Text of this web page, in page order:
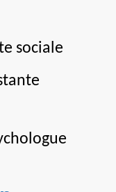
sociale